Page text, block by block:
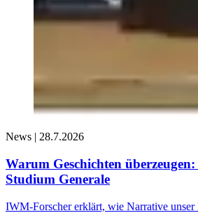
News | 28.7.2026
Warum Geschichten
Studium Generale
IWM-Forscher erklärt, wie Narrative unser